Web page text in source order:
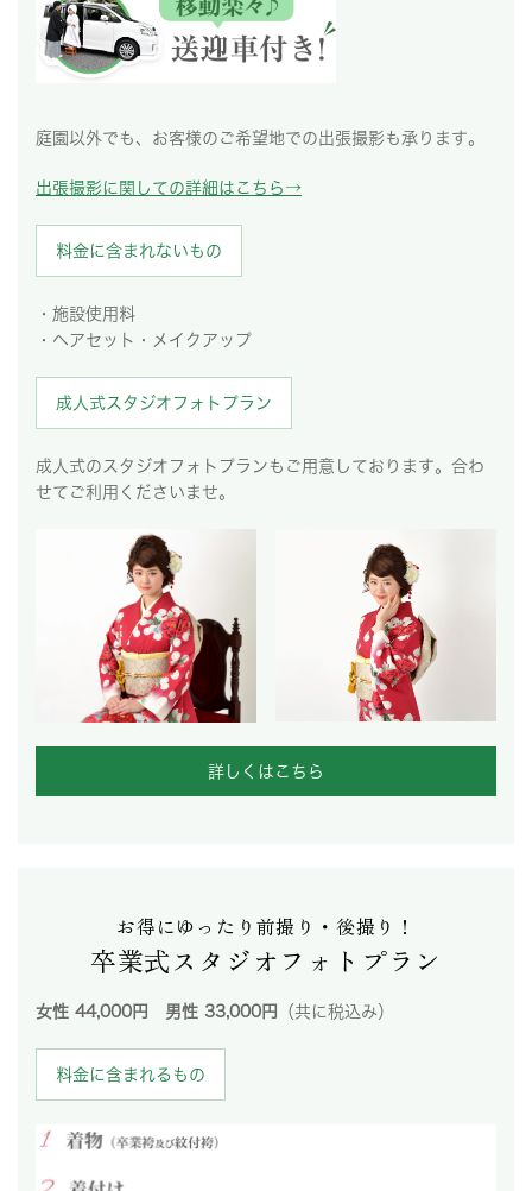
庭園以外でも、お客様のご希望地での出張撮影も承ります。
出張撮影に関しての詳細はこちら→
料金に含まれないもの
・施設使用料
・ヘアセット・メイクアップ
成人式スタジオフォトプラン
成人式のスタジオフォトプランもご用意しております。合わ
せてご利用くださいませ。
詳しくはこちら
お得にゆったり前撮り・後撮り！
卒業式スタジオフォトプラン
女性 44,000円 男性 33,000円 （共に税込み）
料金に含まれるもの